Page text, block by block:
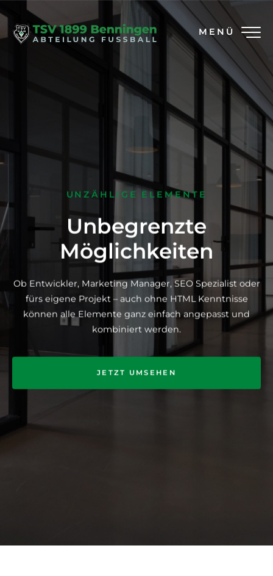
MENÜ
UNZÄHLIGE ELEMENTE
Unbegrenzte
Möglichkeiten
Ob Entwickler, Marketing Manager, SEO Spezialist oder
fürs eigene Projekt – auch ohne HTML Kenntnisse
können alle Elemente ganz einfach angepasst und
kombiniert werden.
JETZT UMSEHEN